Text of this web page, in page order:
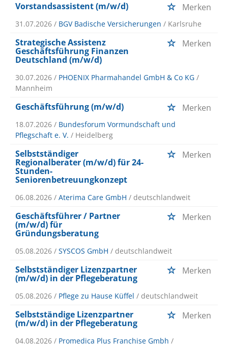
Vorstandsassistent (m/w/d) Merken
31.07.2026 / BGV Badische Versicherungen / Karlsruhe
Strategische Assistenz
Geschäftsführung Finanzen
Deutschland (m/w/d)
Merken
30.07.2026 / PHOENIX Pharmahandel GmbH & Co KG /
Mannheim
Geschäftsführung (m/w/d) Merken
18.07.2026 / Bundesforum Vormundschaft und
Pflegschaft e. V. / Heidelberg
Selbstständiger
Regionalberater (m/w/d) für 24-
Stunden-
Seniorenbetreuungkonzept
Merken
06.08.2026 / Aterima Care GmbH / deutschlandweit
Geschäftsführer / Partner
(m/w/d) für
Gründungsberatung
Merken
05.08.2026 / SYSCOS GmbH / deutschlandweit
Selbstständiger Lizenzpartner
(m/w/d) in der Pflegeberatung
Merken
05.08.2026 / Pflege zu Hause Küffel / deutschlandweit
Selbstständige Lizenzpartner
(m/w/d) in der Pflegeberatung
Merken
04.08.2026 / Promedica Plus Franchise Gmbh /